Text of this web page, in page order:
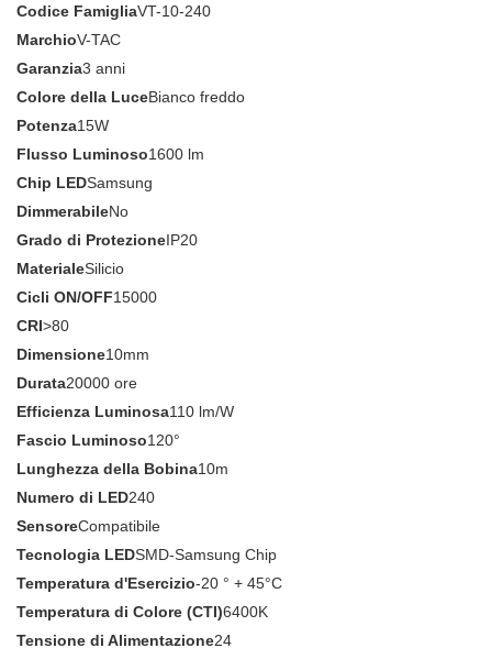
Codice FamigliaVT-10-240
MarchioV-TAC
Garanzia3 anni
Colore della LuceBianco freddo
Potenza15W
Flusso Luminoso1600 lm
Chip LEDSamsung
DimmerabileNo
Grado di ProtezioneIP20
MaterialeSilicio
Cicli ON/OFF15000
CRI>80
Dimensione10mm
Durata20000 ore
Efficienza Luminosa110 lm/W
Fascio Luminoso120°
Lunghezza della Bobina10m
Numero di LED240
SensoreCompatibile
Tecnologia LEDSMD-Samsung Chip
Temperatura d'Esercizio-20 ° + 45°C
Temperatura di Colore (CTI)6400K
Tensione di Alimentazione24